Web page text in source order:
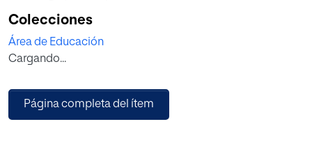
de motricidad no guar-daron relación, en la mayoría de los
casos, con las de lectoescritura. Por otra parte, se plantea
la influencia de la motricidad en la lectoescritura, pero
incluyese pruebas que evaluaran la motricidad fina.
Teniendo en cuenta los resultados obtenidos se propone
Colecciones
Área de Educación
Cargando...
Página completa del ítem